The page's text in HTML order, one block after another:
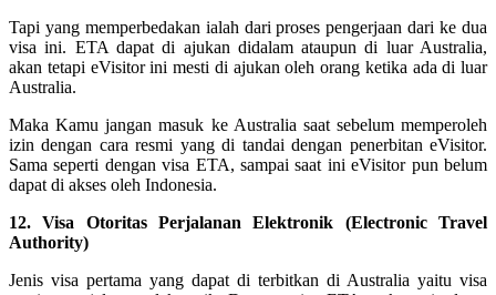
Tapi yang memperbedakan ialah dari proses pengerjaan dari ke dua
visa ini. ETA dapat di ajukan didalam ataupun di luar Australia,
akan tetapi eVisitor ini mesti di ajukan oleh orang ketika ada di luar
Australia.
Maka Kamu jangan masuk ke Australia saat sebelum memperoleh
izin dengan cara resmi yang di tandai dengan penerbitan eVisitor.
Sama seperti dengan visa ETA, sampai saat ini eVisitor pun belum
dapat di akses oleh Indonesia.
12. Visa Otoritas Perjalanan Elektronik (Electronic Travel
Authority)
Jenis visa pertama yang dapat di terbitkan di Australia yaitu visa